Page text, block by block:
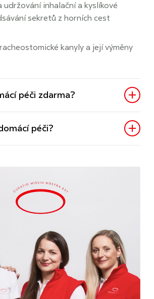
udržování inhalační a kyslíkové
sekretů z horních cest
kanyly a její výměny
péči zdarma?
péči?